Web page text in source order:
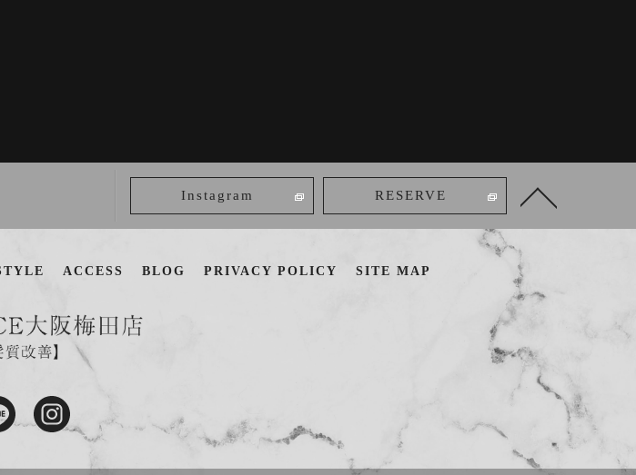
Instagram RESERVE
ACCESS BLOG PRIVACY POLICY SITE MAP